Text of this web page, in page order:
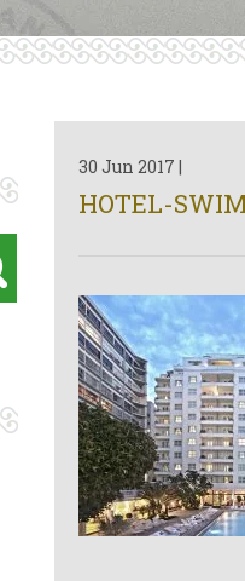
30 Jun 2017 |
HOTEL-